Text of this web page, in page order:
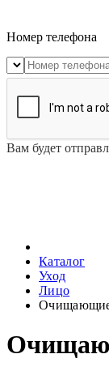
Номер телефона
Вам будет
Каталог
Уход
Лицо
Очищающие